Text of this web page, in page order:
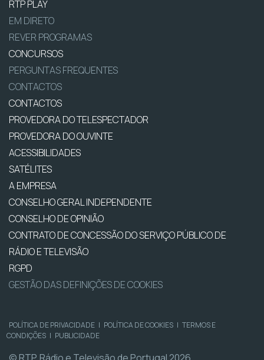
RTP PLAY
EM DIRETO
REVER PROGRAMAS
CONCURSOS
PERGUNTAS FREQUENTES
CONTACTOS
CONTACTOS
PROVEDORA DO TELESPECTADOR
PROVEDORA DO OUVINTE
ACESSIBILIDADES
SATÉLITES
A EMPRESA
CONSELHO GERAL INDEPENDENTE
CONSELHO DE OPINIÃO
CONTRATO DE CONCESSÃO DO SERVIÇO PÚBLICO DE
RÁDIO E TELEVISÃO
RGPD
GESTÃO DAS DEFINIÇÕES DE COOKIES
POLÍTICA DE PRIVACIDADE | POLÍTICA DE COOKIES | TERMOS E
CONDIÇÕES | PUBLICIDADE
© RTP, Rádio e Televisão de Portugal 2026